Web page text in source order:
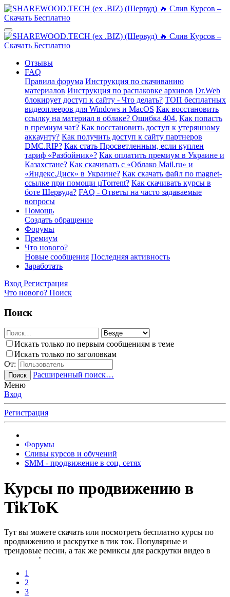
Отзывы
FAQ
Правила форума Инструкция по скачиванию
материалов Инструкция по распаковке архивов Dr.Web
блокирует доступ к сайту - Что делать? ТОП бесплатных
видеоплееров для Windows и MacOS Как восстановить
ссылку на материал в облаке? Ошибка 404. Как попасть
в премиум чат? Как восстановить доступ к утерянному
аккаунту? Как получить доступ к сайту партнеров
DMC.RIP? Как стать Просветленным, если куплен
тариф «Разбойник»? Как оплатить премиум в Украине и
Казахстане? Как скачивать с «Облако Mail.ru» и
«Яндекс.Диск» в Украине? Как скачать файл по magnet-
ссылке при помощи µTorrent? Как скачивать курсы в
боте Шервуда? FAQ - Ответы на часто задаваемые
вопросы
Помощь
Создать обращение
Форумы
Премиум
Что нового?
Новые сообщения Последняя активность
Заработать
Вход Регистрация
Что нового? Поиск
Поиск
Искать только по первым сообщениям в теме
Искать только по заголовкам
От:
Поиск
Расширенный поиск…
Меню
Вход
Регистрация
Форумы
Сливы курсов и обучений
SMM - продвижение в соц. сетях
Курсы по продвижению в
TikToK
Тут вы можете скачать или посмотреть бесплатно курсы по
продвижению и раскрутке в тик ток. Популярные и
трендовые песни, а так же ремиксы для раскрутки видео в
этом году!
1
2
3